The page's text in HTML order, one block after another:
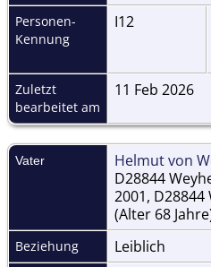
Personen-
Kennung
I12
Zuletzt
bearbeitet am
11 Feb 2026
Vater Helmut von
D28844
2001,
(Alter 68
Beziehung Leiblich